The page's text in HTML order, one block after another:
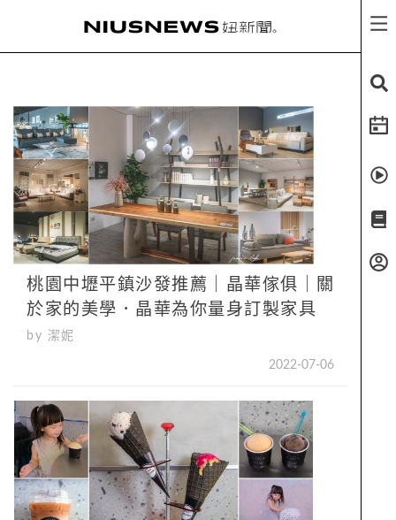
桃園中壢平鎮沙發推薦｜晶華傢俱｜關
於家的美學．晶華為你量身訂製家具
by 潔妮
2022-07-06